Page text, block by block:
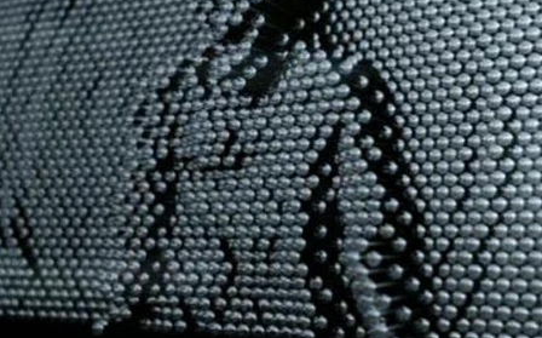
ト・
レ
ズ
ナ
ー
&
ア
ッ
テ
ィ
カ
ス・
ロ
ス
和
訳